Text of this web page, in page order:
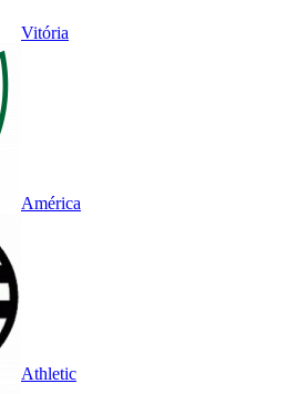
Vitória
América
Athletic